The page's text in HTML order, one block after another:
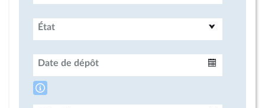
État
Date de dépôt